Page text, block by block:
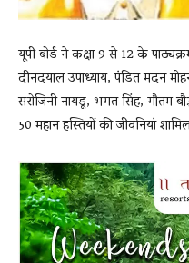
यूपी बोर्ड ने कक्षा 9 से 12 के
दीनदयाल उपाध्याय, पंडित मदन
सरोजिनी नायडू, भगत सिंह, गौतम
50 महान हस्तियों की जीवनियां